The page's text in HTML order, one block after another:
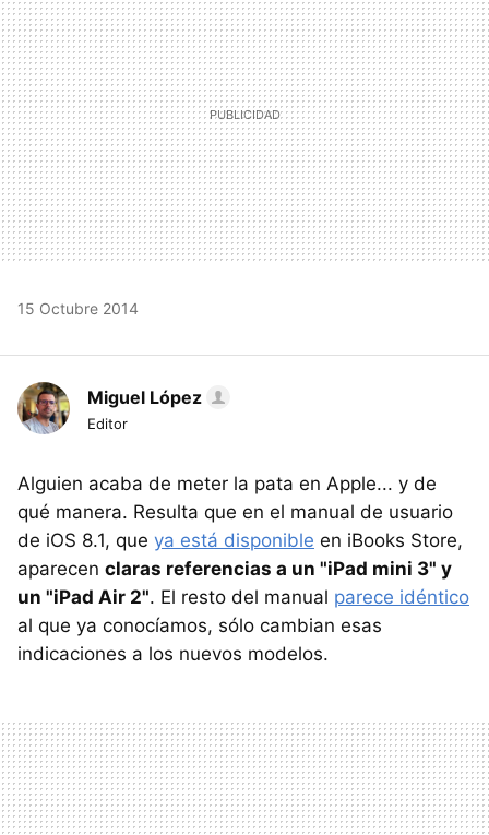
15 Octubre 2014
Miguel López
Editor
Alguien acaba de meter la pata en Apple... y de
qué manera. Resulta que en el manual de usuario
de iOS 8.1, que ya está disponible en iBooks Store,
aparecen claras referencias a un "iPad mini 3" y
un "iPad Air 2". El resto del manual parece idéntico
al que ya conocíamos, sólo cambian esas
indicaciones a los nuevos modelos.